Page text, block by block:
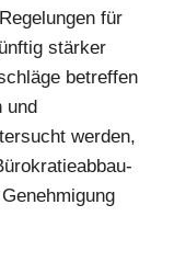
für
stärker
betreffen
und
werden,